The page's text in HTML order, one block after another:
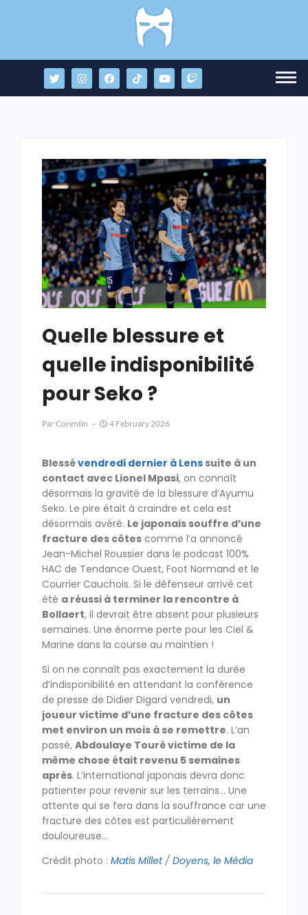
Quelle blessure et
quelle indisponibilité
pour Seko ?
ParCorentin 4 February 2026
Blessévendredi dernier à Lens suite à un
contact avec Lionel Mpasi, on connaît
désormais la gravité de la blessure d’Ayumu
Seko. Le pire était à craindre et cela est
désormais avéré. Le japonais souffre d’une
fracture des côtes comme l’a annoncé
Jean-Michel Roussier dans le podcast 100%
HAC de Tendance Ouest, Foot Normand et le
Courrier Cauchois. Si le défenseur arrivé cet
été a réussi à terminer la rencontre à
Bollaert, il devrait être absent pour plusieurs
semaines. Une énorme perte pour les Ciel &
Marine dans la course au maintien !
Si on ne connaît pas exactement la durée
d’indisponibilité en attendant la conférence
de presse de Didier Digard vendredi, un
joueur victime d’une fracture des côtes
met environ un mois à se remettre. L’an
passé, Abdoulaye Touré victime de la
même chose était revenu 5 semaines
après. L’international japonais devra donc
patienter pour revenir sur les terrains… Une
attente qui se fera dans la souffrance car une
fracture des côtes est particulièrement
douloureuse…
Crédit photo : Matis Millet/ Doyens, le Média